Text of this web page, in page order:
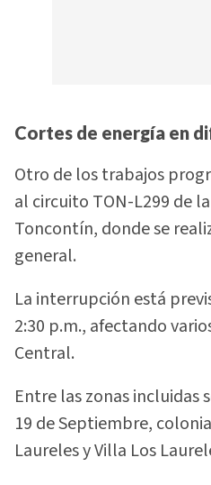
Cortes de energía en
Otro de los trabajos
al circuito TON-L299 de
Toncontín, donde se
general.
La interrupción está
2:30 p.m., afectando
Central.
Entre las zonas incluidas
19 de Septiembre,
Laureles y Villa Los